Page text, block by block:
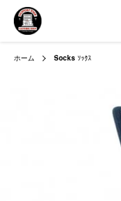
ホーム Socks ｿｯｸｽ